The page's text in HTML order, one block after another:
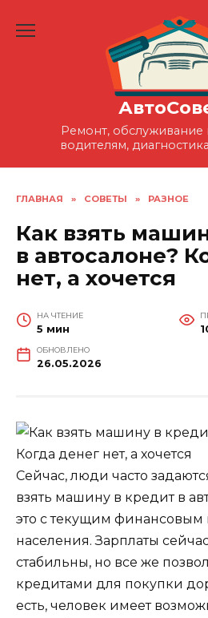
Ремонт,
водителям,
ГЛАВНАЯ » СОВЕТЫ » РАЗНОЕ
Как взять
в автосалоне?
нет, а хочется
НА ЧТЕНИЕ
5 мин
ОБНОВЛЕНО
26.05.2026
Сейчас, люди часто
взять машину в кредит в
это с текущим
населения. Зарплаты
стабильны, но все же
кредитами для покупки
есть, человек имеет